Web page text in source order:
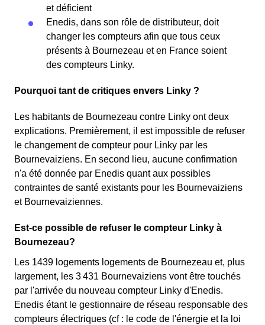
et déficient
Enedis, dans son rôle de distributeur, doit
changer les compteurs afin que tous ceux
présents à Bournezeau et en France soient
des compteurs Linky.
Pourquoi tant de critiques envers Linky ?
Les habitants de Bournezeau contre Linky ont deux
explications. Premièrement, il est impossible de refuser
le changement de compteur pour Linky par les
Bournevaiziens. En second lieu, aucune confirmation
n'a été donnée par Enedis quant aux possibles
contraintes de santé existants pour les Bournevaiziens
et Bournevaiziennes.
Est-ce possible de refuser le compteur Linky à
Bournezeau?
Les 1439 logements logements de Bournezeau et, plus
largement, les 3 431 Bournevaiziens vont être touchés
par l'arrivée du nouveau compteur Linky d'Enedis.
Enedis étant le gestionnaire de réseau responsable des
compteurs électriques (cf : le code de l'énergie et la loi